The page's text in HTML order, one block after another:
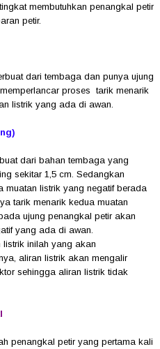
membutuhkan penangkal petir
petir.
dari tembaga dan punya ujung
proses tarik menarik
listrik yang ada di awan.
dari bahan tembaga yang
sekitar 1,5 cm. Sedangkan
muatan listrik yang negatif berada
tarik menarik kedua muatan
ujung penangkal petir akan
yang ada di awan.
listrik inilah yang akan
aliran listrik akan mengalir
sehingga aliran listrik tidak
penangkal petir yang pertama kali